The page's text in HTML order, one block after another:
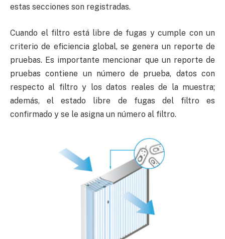
estas secciones son registradas.
Cuando el filtro está libre de fugas y cumple con un
criterio de eficiencia global, se genera un reporte de
pruebas. Es importante mencionar que un reporte de
pruebas contiene un número de prueba, datos con
respecto al filtro y los datos reales de la muestra;
además, el estado libre de fugas del filtro es
confirmado y se le asigna un número al filtro.